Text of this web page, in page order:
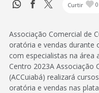
Curtir 0
Associação Comercial de
oratória e vendas durante
com especialistas na área
Centro 2023A Associação
(ACCuiabá) realizará
oratória e vendas nas